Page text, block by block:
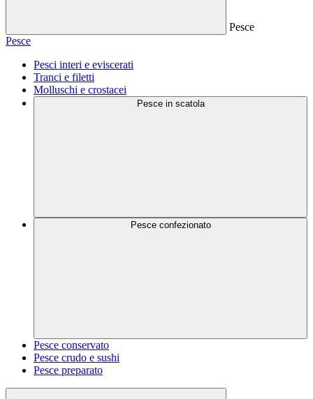
Pesce
Pesce
Pesci interi e eviscerati
Tranci e filetti
Molluschi e crostacei
Pesce in scatola
Pesce confezionato
Pesce conservato
Pesce crudo e sushi
Pesce preparato